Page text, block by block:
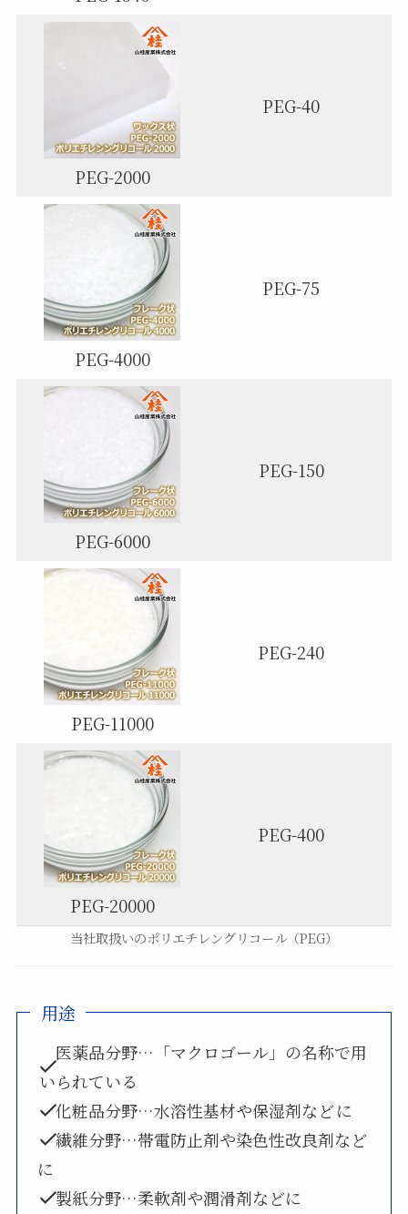
PEG-2000
PEG-40
PEG-4000
PEG-75
PEG-6000
PEG-150
PEG-11000
PEG-240
PEG-20000
PEG-400
当社取扱いのポリエチレングリコール（PEG）
用途
医薬品分野…「マクロゴール」の名称で用
いられている
化粧品分野…水溶性基材や保湿剤などに
繊維分野…帯電防止剤や染色性改良剤など
に
製紙分野…柔軟剤や潤滑剤などに